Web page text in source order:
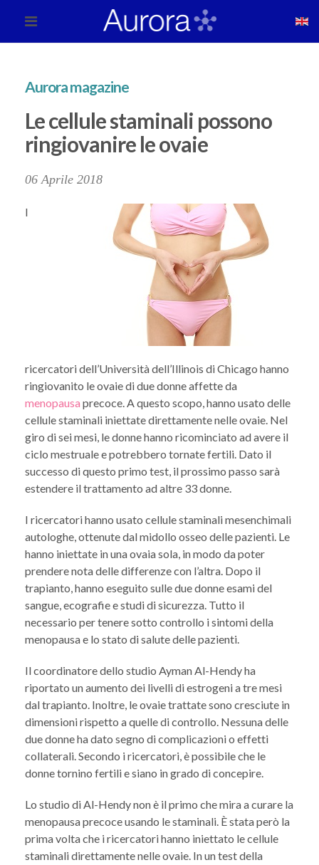
Aurora magazine
Le cellule staminali possono
ringiovanire le ovaie
06 Aprile 2018
I
ricercatori dell’Università dell’Illinois di Chicago hanno
ringiovanito le ovaie di due donne affette da
menopausa precoce. A questo scopo, hanno usato delle
cellule staminali iniettate direttamente nelle ovaie. Nel
giro di sei mesi, le donne hanno ricominciato ad avere il
ciclo mestruale e potrebbero tornate fertili. Dato il
successo di questo primo test, il prossimo passo sarà
estendere il trattamento ad altre 33 donne.
I ricercatori hanno usato cellule staminali mesenchimali
autologhe, ottenute dal midollo osseo delle pazienti. Le
hanno iniettate in una ovaia sola, in modo da poter
prendere nota delle differenze con l’altra. Dopo il
trapianto, hanno eseguito sulle due donne esami del
sangue, ecografie e studi di sicurezza. Tutto il
necessario per tenere sotto controllo i sintomi della
menopausa e lo stato di salute delle pazienti.
Il coordinatore dello studio Ayman Al-Hendy ha
riportato un aumento dei livelli di estrogeni a tre mesi
dal trapianto. Inoltre, le ovaie trattate sono cresciute in
dimensioni rispetto a quelle di controllo. Nessuna delle
due donne ha dato segno di complicazioni o effetti
collaterali. Secondo i ricercatori, è possibile che le
donne tornino fertili e siano in grado di concepire.
Lo studio di Al-Hendy non è il primo che mira a curare la
menopausa precoce usando le staminali. È stata però la
prima volta che i ricercatori hanno iniettato le cellule
staminali direttamente nelle ovaie. In un test della